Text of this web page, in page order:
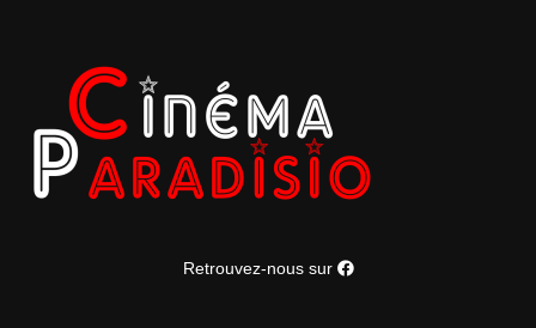
Retrouvez-nous sur